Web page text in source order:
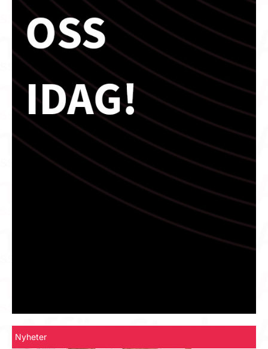
Nyheter